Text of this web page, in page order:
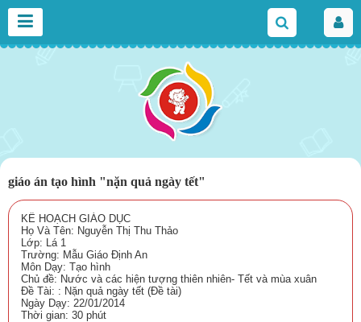
giáo án tạo hình "nặn quả ngày tết"
KẾ HOẠCH GIÁO DỤC
Họ Và Tên: Nguyễn Thị Thu Thảo
Lớp: Lá 1
Trường: Mẫu Giáo Định An
Môn Dạy: Tạo hình
Chủ đề: Nước và các hiện tượng thiên nhiên- Tết và mùa xuân
Đề Tài: : Nặn quả ngày tết (Đề tài)
Ngày Dạy: 22/01/2014
Thời gian: 30 phút